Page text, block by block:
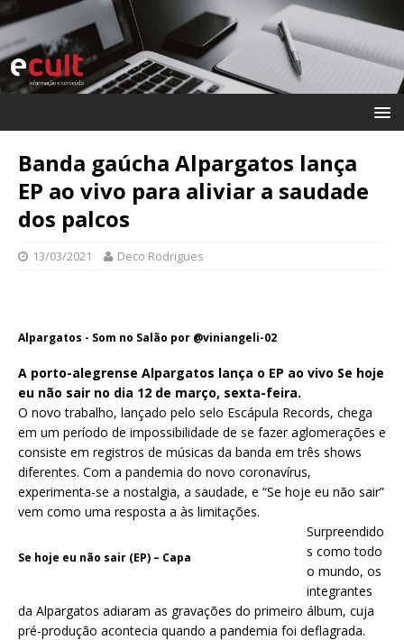
Banda gaúcha Alpargatos lança
EP ao vivo para aliviar a saudade
dos palcos
13/03/2021 Deco Rodrigues
Alpargatos - Som no Salão por @viniangeli-02
A porto-alegrense Alpargatos lança o EP ao vivo Se hoje
eu não sair no dia 12 de março, sexta-feira.
O novo trabalho, lançado pelo selo Escápula Records, chega
em um período de impossibilidade de se fazer aglomerações e
consiste em registros de músicas da banda em três shows
diferentes. Com a pandemia do novo coronavírus,
experimenta-se a nostalgia, a saudade, e “Se hoje eu não sair”
vem como uma resposta a às limitações.
Se hoje eu não sair (EP) – Capa
Surpreendido
s como todo
o mundo, os
integrantes
da Alpargatos adiaram as gravações do primeiro álbum, cuja
pré-produção acontecia quando a pandemia foi deflagrada.